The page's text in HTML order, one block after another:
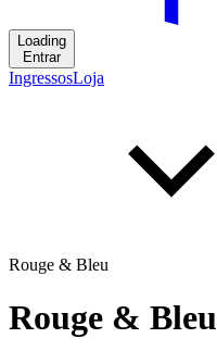
Loading
Entrar
IngressosLoja
Rouge & Bleu
Rouge & Bleu